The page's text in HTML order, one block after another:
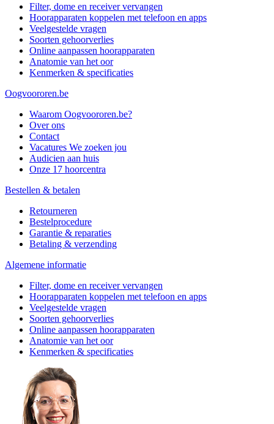
Filter, dome en receiver vervangen
Hoorapparaten koppelen met telefoon en apps
Veelgestelde vragen
Soorten gehoorverlies
Online aanpassen hoorapparaten
Anatomie van het oor
Kenmerken & specificaties
Oogvoororen.be
Waarom Oogvoororen.be?
Over ons
Contact
Vacatures We zoeken jou
Audicien aan huis
Onze 17 hoorcentra
Bestellen & betalen
Retourneren
Bestelprocedure
Garantie & reparaties
Betaling & verzending
Algemene informatie
Filter, dome en receiver vervangen
Hoorapparaten koppelen met telefoon en apps
Veelgestelde vragen
Soorten gehoorverlies
Online aanpassen hoorapparaten
Anatomie van het oor
Kenmerken & specificaties